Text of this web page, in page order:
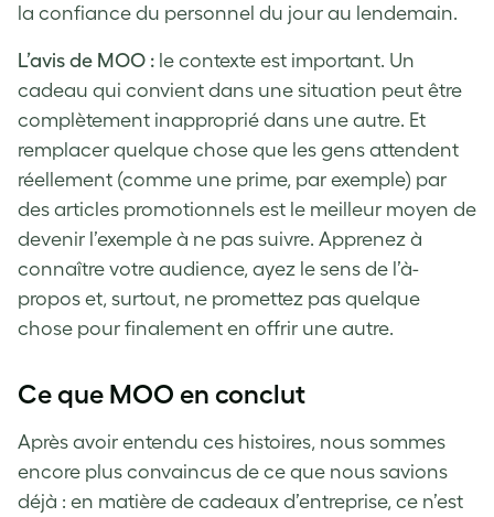
la confiance du personnel du jour au lendemain.
L’avis de MOO : le contexte est important. Un
cadeau qui convient dans une situation peut être
complètement inapproprié dans une autre. Et
remplacer quelque chose que les gens attendent
réellement (comme une prime, par exemple) par
des articles promotionnels est le meilleur moyen de
devenir l’exemple à ne pas suivre. Apprenez à
connaître votre audience, ayez le sens de l’à-
propos et, surtout, ne promettez pas quelque
chose pour finalement en offrir une autre.
Ce que MOO en conclut
Après avoir entendu ces histoires, nous sommes
encore plus convaincus de ce que nous savions
déjà : en matière de cadeaux d’entreprise, ce n’est